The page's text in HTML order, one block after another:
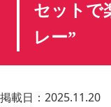
セットで
レー”
掲載日：2025.11.20